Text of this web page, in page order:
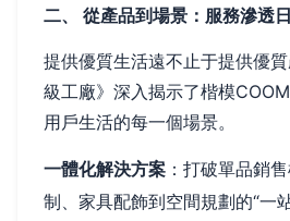
二、 從產品到場景：服務滲透
提供優質生活遠不止于提供優
級工廠》深入揭示了楷模
用戶生活的每一個場景。
一體化解決方案 ：打破單品銷
制、家具配飾到空間規劃的“一